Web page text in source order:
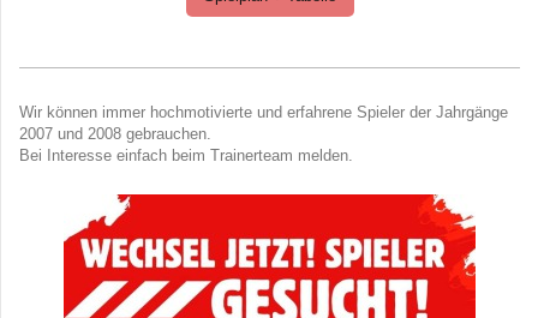
Wir können immer hochmotivierte und erfahrene Spieler der Jahrgänge
2007 und 2008 gebrauchen.
Bei Interesse einfach beim Trainerteam melden.